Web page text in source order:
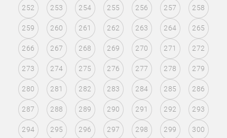
252 253 254 255 256 257 258
259 260 261 262 263 264 265
266 267 268 269 270 271 272
273 274 275 276 277 278 279
280 281 282 283 284 285 286
287 288 289 290 291 292 293
294 295 296 297 298 299 300